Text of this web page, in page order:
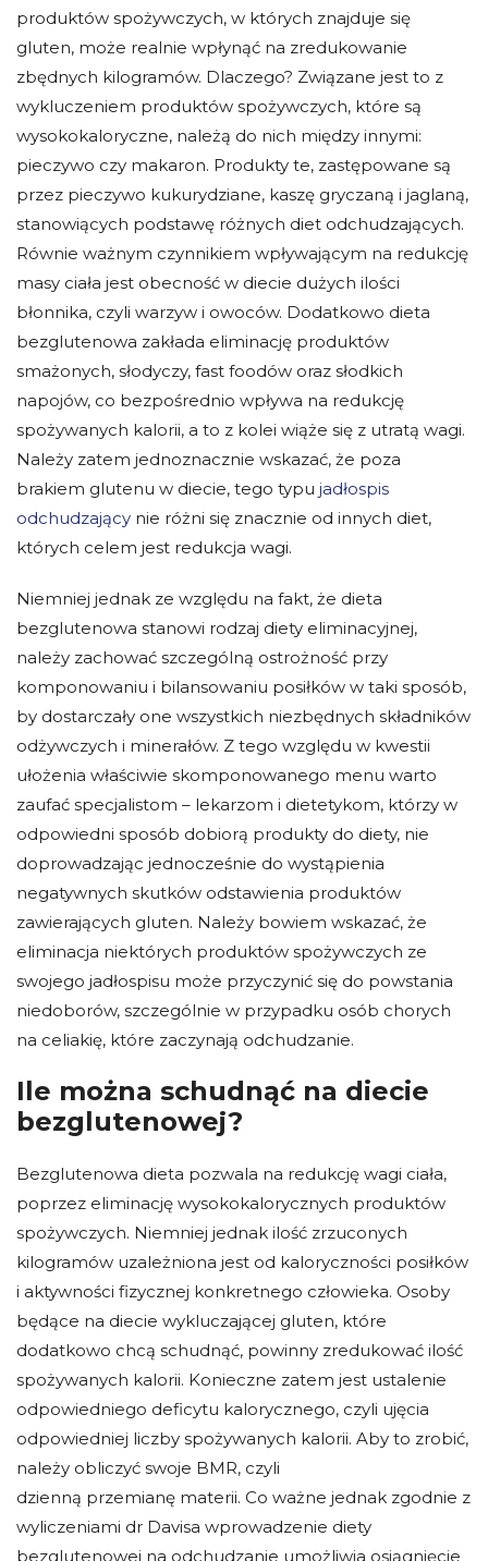
produktów spożywczych, w których znajduje się
gluten, może realnie wpłynąć na zredukowanie
zbędnych kilogramów. Dlaczego? Związane jest to z
wykluczeniem produktów spożywczych, które są
wysokokaloryczne, należą do nich między innymi:
pieczywo czy makaron. Produkty te, zastępowane są
przez pieczywo kukurydziane, kaszę gryczaną i jaglaną,
stanowiących podstawę różnych diet odchudzających.
Równie ważnym czynnikiem wpływającym na redukcję
masy ciała jest obecność w diecie dużych ilości
błonnika, czyli warzyw i owoców. Dodatkowo dieta
bezglutenowa zakłada eliminację produktów
smażonych, słodyczy, fast foodów oraz słodkich
napojów, co bezpośrednio wpływa na redukcję
spożywanych kalorii, a to z kolei wiąże się z utratą wagi.
Należy zatem jednoznacznie wskazać, że poza
brakiem glutenu w diecie, tego typu jadłospis
odchudzający nie różni się znacznie od innych diet,
których celem jest redukcja wagi.
Niemniej jednak ze względu na fakt, że dieta
bezglutenowa stanowi rodzaj diety eliminacyjnej,
należy zachować szczególną ostrożność przy
komponowaniu i bilansowaniu posiłków w taki sposób,
by dostarczały one wszystkich niezbędnych składników
odżywczych i minerałów. Z tego względu w kwestii
ułożenia właściwie skomponowanego menu warto
zaufać specjalistom – lekarzom i dietetykom, którzy w
odpowiedni sposób dobiorą produkty do diety, nie
doprowadzając jednocześnie do wystąpienia
negatywnych skutków odstawienia produktów
zawierających gluten. Należy bowiem wskazać, że
eliminacja niektórych produktów spożywczych ze
swojego jadłospisu może przyczynić się do powstania
niedoborów, szczególnie w przypadku osób chorych
na celiakię, które zaczynają odchudzanie.
Ile można schudnąć na diecie
bezglutenowej?
Bezglutenowa dieta pozwala na redukcję wagi ciała,
poprzez eliminację wysokokalorycznych produktów
spożywczych. Niemniej jednak ilość zrzuconych
kilogramów uzależniona jest od kaloryczności posiłków
i aktywności fizycznej konkretnego człowieka. Osoby
będące na diecie wykluczającej gluten, które
dodatkowo chcą schudnąć, powinny zredukować ilość
spożywanych kalorii. Konieczne zatem jest ustalenie
odpowiedniego deficytu kalorycznego, czyli ujęcia
odpowiedniej liczby spożywanych kalorii. Aby to zrobić,
należy obliczyć swoje BMR, czyli
dzienną przemianę materii. Co ważne jednak zgodnie z
wyliczeniami dr Davisa wprowadzenie diety
bezglutenowej na odchudzanie umożliwia osiągnięcie